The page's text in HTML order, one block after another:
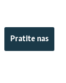
Pratite nas